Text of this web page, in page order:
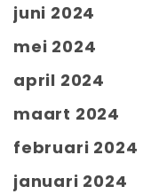
juni 2024
mei 2024
april 2024
maart 2024
februari 2024
januari 2024